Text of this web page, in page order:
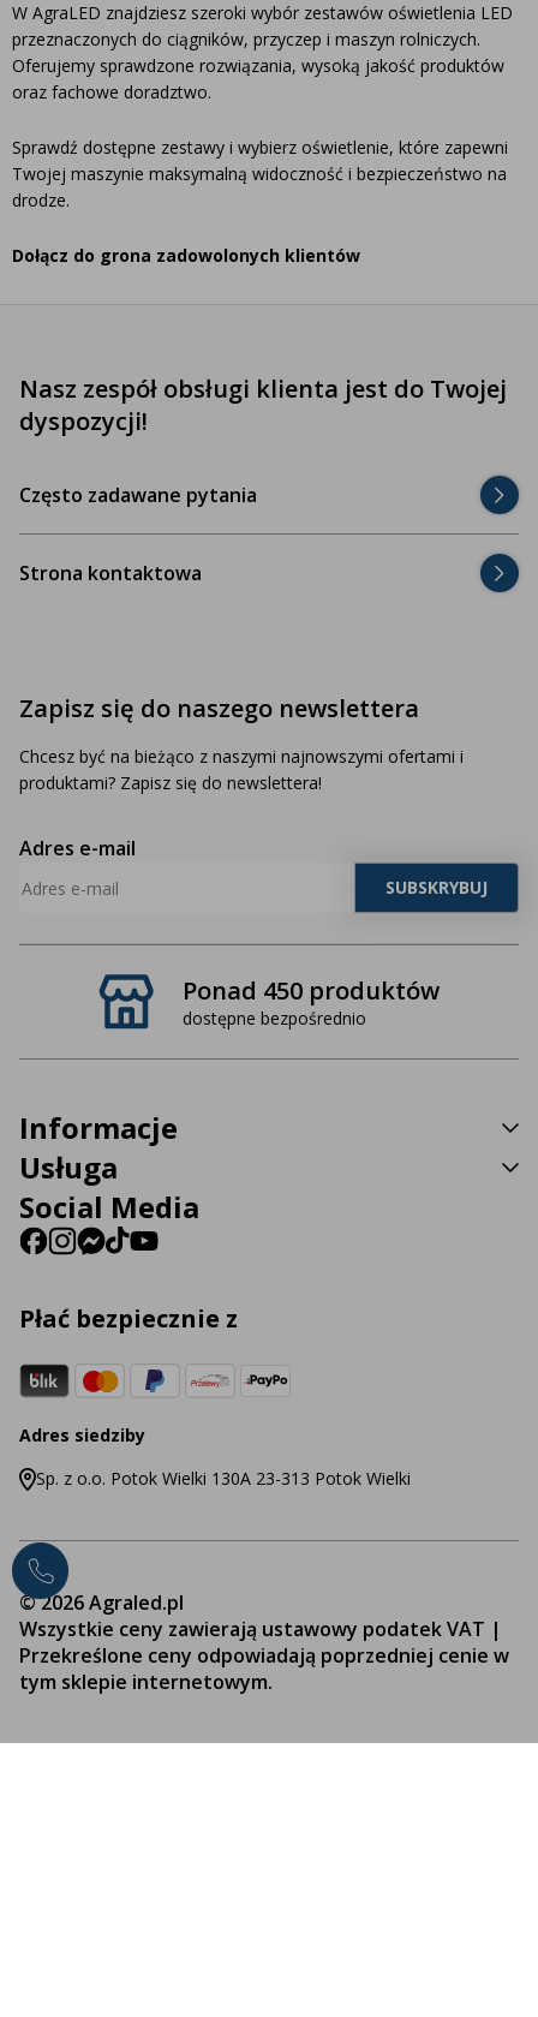
W AgraLED znajdziesz szeroki wybór zestawów oświetlenia LED
przeznaczonych do ciągników, przyczep i maszyn rolniczych.
Oferujemy sprawdzone rozwiązania, wysoką jakość produktów
oraz fachowe doradztwo.
Sprawdź dostępne zestawy i wybierz oświetlenie, które zapewni
Twojej maszynie maksymalną widoczność i bezpieczeństwo na
drodze.
Dołącz do grona zadowolonych klientów
Ponad 450 produktów
dostępne bezpośrednio
Nasz zespół obsługi klienta jest do Twojej
dyspozycji!
Często zadawane pytania
Strona kontaktowa
Zapisz się do naszego newslettera
Chcesz być na bieżąco z naszymi najnowszymi ofertami i
produktami? Zapisz się do newslettera!
Adres e-mail
Informacje
Usługa
Social Media
Płać bezpiecznie z
Adres siedziby
Sp. z o.o. Potok Wielki 130A 23-313 Potok Wielki
© 2026 Agraled.pl
Wszystkie ceny zawierają ustawowy podatek VAT |
Przekreślone ceny odpowiadają poprzedniej cenie w
tym sklepie internetowym.